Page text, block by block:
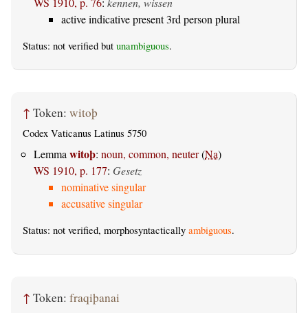
active indicative present 3rd person plural
Status: not verified but unambiguous.
↑ Token: witoþ
Codex Vaticanus Latinus 5750
Lemma witoþ: noun, common, neuter(Na)
WS 1910, p. 177: Gesetz
nominative singular
accusative singular
Status: not verified, morphosyntactically ambiguous.
↑ Token: fraqiþanai